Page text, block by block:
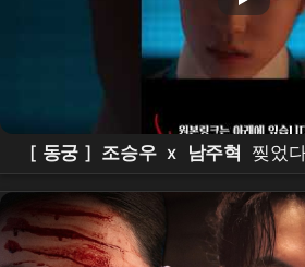
[ 동궁 ] 조승우 x 남주혁 찢었
ㄷㄷ 넷플릭스 신작 [ 동궁 ] 티저 정밀 분석!이건 재미
있는 건 다 있는데??? #the east